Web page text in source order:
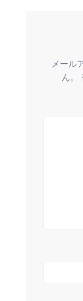
メール
ん。